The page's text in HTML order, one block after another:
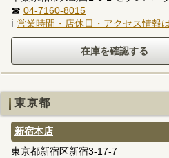
☎ 04-7160-8015
ℹ 営業時間・店休日・アクセス情報
東京都
新宿本店
東京都新宿区新宿3-17-7